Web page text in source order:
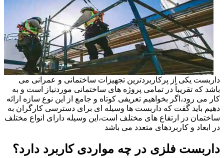
داربست یکی از پرکاربردترین تجهیزات ساختمانی و عمرانی می
باشد که تقریباً در تمامی پروژه های ساختمانی موردنیاز است و به
کار می رود،اگر بخواهیم تعریفی کوتاه و جامع از این نوع سازه ارائه
دهیم باید گفت که داربست ها وسیله ای برای دسترسی کارگران به
ساختمان در ارتفاع های مختلف است،این وسیله دارای انواع مختلف
در ابعاد و کاربردهای متعدد می باشد
داربست فلزی در چه مواردی کاربرد دارد؟